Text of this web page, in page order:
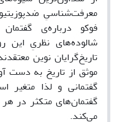
معرفت‌شناسیِ
فوکو درباره‌ی
شالوده‌های نظریِ این
تاریخ‌گرایان نوین
موثق از تاریخ به دست
گفتمانی و لذا متغیر
گفتمان‌های متکثر در
می‌کند.